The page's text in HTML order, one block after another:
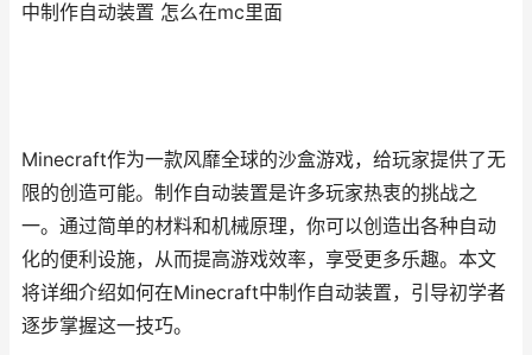
中制作自动装置 怎么在mc里面
Minecraft作为一款风靡全球的沙盒游戏，给玩家提供了无
限的创造可能。制作自动装置是许多玩家热衷的挑战之
一。通过简单的材料和机械原理，你可以创造出各种自动
化的便利设施，从而提高游戏效率，享受更多乐趣。本文
将详细介绍如何在Minecraft中制作自动装置，引导初学者
逐步掌握这一技巧。